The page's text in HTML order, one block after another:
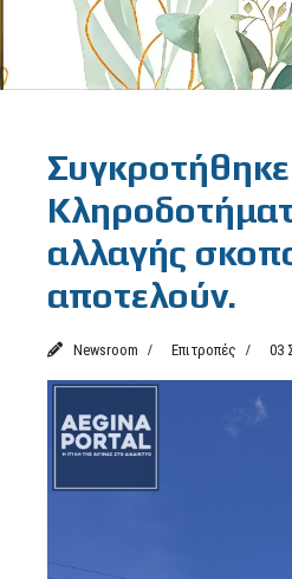
αλλαγής
αποτελούν.
Newsroom Επιτροπές 03